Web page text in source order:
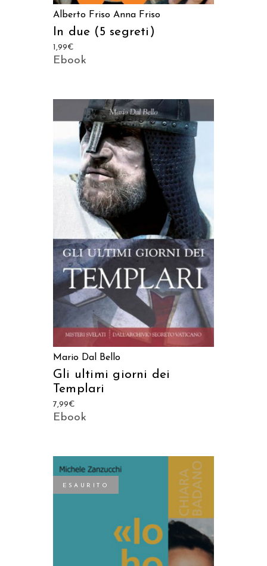
Alberto Friso Anna Friso
In due (5 segreti)
1,99€
Ebook
AGGIUNGI AL CARRELLO
Mario Dal Bello
Gli ultimi giorni dei
Templari
7,99€
Ebook
ESAURITO